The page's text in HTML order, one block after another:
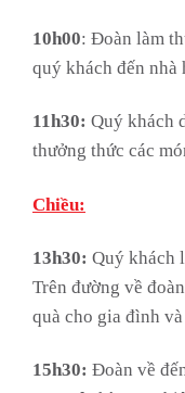
10h00: Đoàn làm
quý khách đến nhà
11h30: Quý khách
thưởng thức các
Chiều:
13h30: Quý khách
Trên đường về
quà cho gia đình
15h30: Đoàn về